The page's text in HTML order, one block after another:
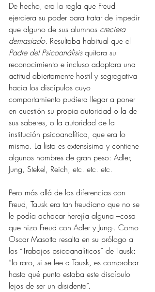
De hecho, era la regla que Freud
ejerciera su poder para tratar de impedir
que alguno de sus alumnos creciera
demasiado. Resultaba habitual que el
Padre del Psicoanálisis quitara su
reconocimiento e incluso adoptara una
actitud abiertamente hostil y segregativa
hacia los discípulos cuyo
comportamiento pudiera llegar a poner
en cuestión su propia autoridad o la de
sus saberes, o la autoridad de la
institución psicoanalítica, que era lo
mismo. La lista es extensísima y contiene
algunos nombres de gran peso: Adler,
Jung, Stekel, Reich, etc. etc. etc.
Pero más allá de las diferencias con
Freud, Tausk era tan freudiano que no se
le podía achacar herejía alguna –cosa
que hizo Freud con Adler y Jung-. Como
Oscar Masotta resalta en su prólogo a
los “Trabajos psicoanalíticos” de Tausk:
“lo raro, si se lee a Tausk, es comprobar
hasta qué punto estaba este discípulo
lejos de ser un disidente”.